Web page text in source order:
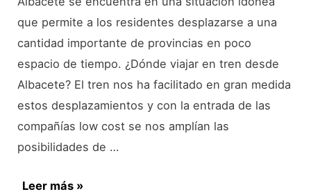
que permite a los residentes desplazarse a una
cantidad importante de provincias en poco
espacio de tiempo. ¿Dónde viajar en tren desde
Albacete? El tren nos ha facilitado en gran medida
estos desplazamientos y con la entrada de las
compañías low cost se nos amplían las
posibilidades de …
Viajar
Leer más »